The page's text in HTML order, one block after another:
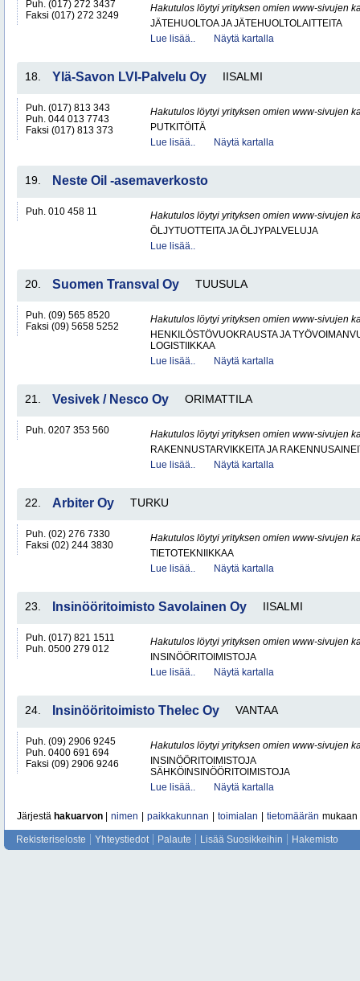
Puh. (017) 272 3437
Faksi (017) 272 3249
Hakutulos löytyi yrityksen omien www-sivujen
JÄTEHUOLTOA JA JÄTEHUOLTOLAITTEITA
Lue lisää..
Näytä kartalla
18. Ylä-Savon LVI-Palvelu Oy IISALMI
Puh. (017) 813 343
Puh. 044 013 7743
Faksi (017) 813 373
Hakutulos löytyi yrityksen omien www-sivujen
PUTKITÖITÄ
Lue lisää..
Näytä kartalla
19. Neste Oil -asemaverkosto
Puh. 010 458 11
Hakutulos löytyi yrityksen omien www-sivujen
ÖLJYTUOTTEITA JA ÖLJYPALVELUJA
Lue lisää..
20. Suomen Transval Oy TUUSULA
Puh. (09) 565 8520
Faksi (09) 5658 5252
Hakutulos löytyi yrityksen omien www-sivujen
HENKILÖSTÖVUOKRAUSTA JA
LOGISTIIKKAA
Lue lisää..
Näytä kartalla
21. Vesivek / Nesco Oy ORIMATTILA
Puh. 0207 353 560
Hakutulos löytyi yrityksen omien www-sivujen
RAKENNUSTARVIKKEITA JA
Lue lisää..
Näytä kartalla
22. Arbiter Oy TURKU
Puh. (02) 276 7330
Faksi (02) 244 3830
Hakutulos löytyi yrityksen omien www-sivujen
TIETOTEKNIIKKAA
Lue lisää..
Näytä kartalla
23. Insinööritoimisto Savolainen Oy IISALMI
Puh. (017) 821 1511
Puh. 0500 279 012
Hakutulos löytyi yrityksen omien www-sivujen
INSINÖÖRITOIMISTOJA
Lue lisää..
Näytä kartalla
24. Insinööritoimisto Thelec Oy VANTAA
Puh. (09) 2906 9245
Puh. 0400 691 694
Faksi (09) 2906 9246
Hakutulos löytyi yrityksen omien www-sivujen
INSINÖÖRITOIMISTOJA
SÄHKÖINSINÖÖRITOIMISTOJA
Lue lisää..
Näytä kartalla
Järjestä hakuarvon nimen paikkakunnan toimialan tietomäärän mukaan
Rekisteriseloste Yhteystiedot Palaute Lisää Suosikkeihin Hakemisto